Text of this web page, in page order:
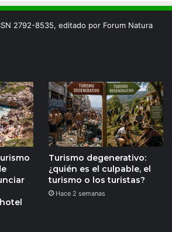
2792-8535, editado por Forum Natura
Turismo degenerativo:
¿quién es el culpable, el
turismo o los turistas?
Hace 2 semanas